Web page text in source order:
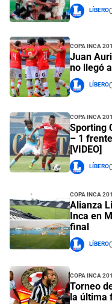
Líbero
Copa Inca
Juan
no llegó
Líbero
Copa Inca
Sporting
– 1
[VIDEO]
Líbero
Copa Inca
Alianza
Inca en
final
Líbero
Copa Inca
Torneo
la última